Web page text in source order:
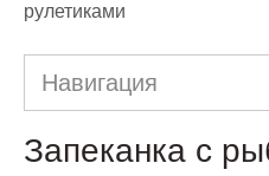
рулетиками
Навигация
Запеканка с